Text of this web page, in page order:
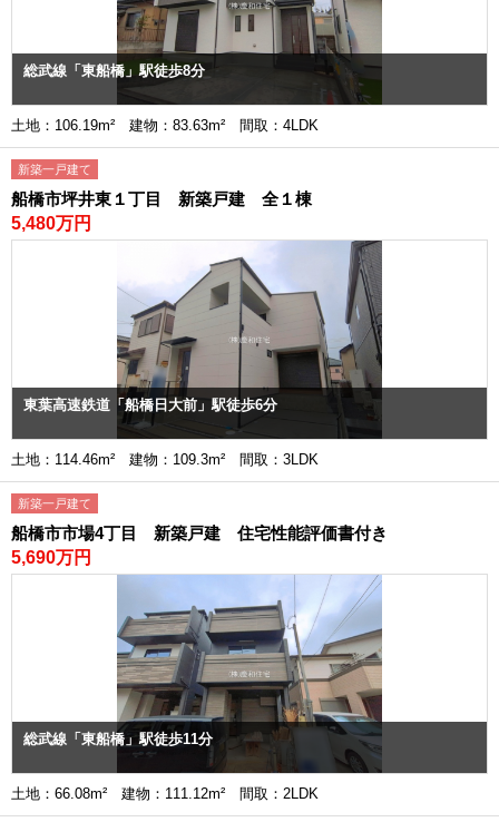
総武線「東船橋」駅徒歩8分
土地：106.19m² 建物：83.63m² 間取：4LDK
新築一戸建て
船橋市坪井東１丁目 新築戸建 全１棟
5,480万円
東葉高速鉄道「船橋日大前」駅徒歩6分
土地：114.46m² 建物：109.3m² 間取：3LDK
新築一戸建て
船橋市市場4丁目 新築戸建 住宅性能評価書付き
5,690万円
総武線「東船橋」駅徒歩11分
土地：66.08m² 建物：111.12m² 間取：2LDK